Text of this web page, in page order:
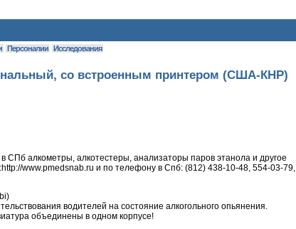
Персоналии Исследования
со встроенным принтером (США-КНР)
алкометры, алкотестеры, анализаторы паров этанола и другое
www.pmedsnab.ru и по телефону в Спб: (812) 438-10-48, 554-03-79,
водителей на состояние алкогольного опьянения.
объединены в одном корпусе!